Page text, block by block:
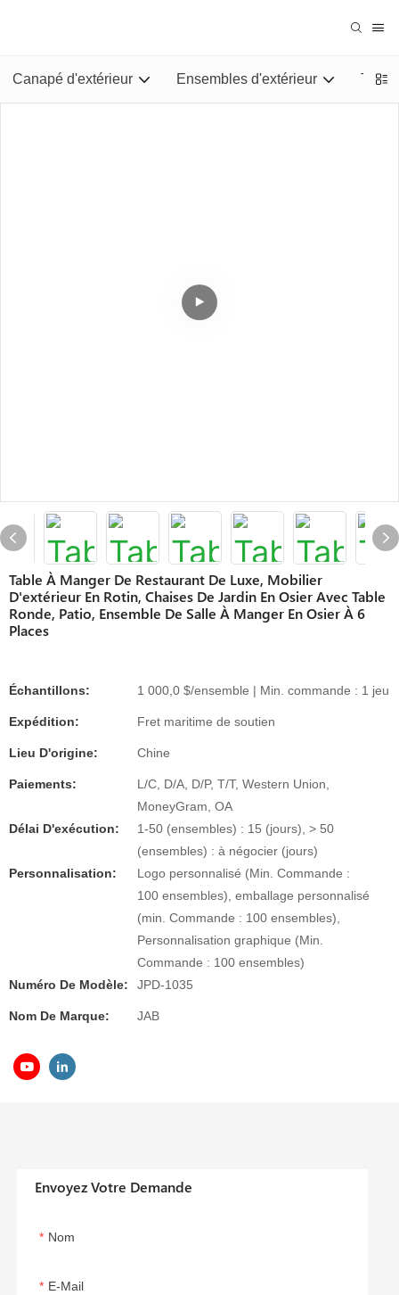
Canapé d'extérieur Ensembles d'extérieur
Table À Manger De Restaurant De Luxe, Mobilier
D'extérieur En Rotin, Chaises De Jardin En Osier Avec Table
Ronde, Patio, Ensemble De Salle À Manger En Osier À 6
Places
Échantillons: 1 000,0 $/ensemble | Min. commande : 1 jeu
Expédition: Fret maritime de soutien
Lieu D'origine: Chine
Paiements:
L/C, D/A, D/P, T/T, Western Union,
MoneyGram, OA
Délai D'exécution:
1-50 (ensembles) : 15 (jours), > 50
(ensembles) : à négocier (jours)
Personnalisation:
Logo personnalisé (Min. Commande :
100 ensembles), emballage personnalisé
(min. Commande : 100 ensembles),
Personnalisation graphique (Min.
Commande : 100 ensembles)
Numéro De Modèle:
JPD-1035
Nom De Marque: JAB
Envoyez Votre Demande
Nom
E-Mail